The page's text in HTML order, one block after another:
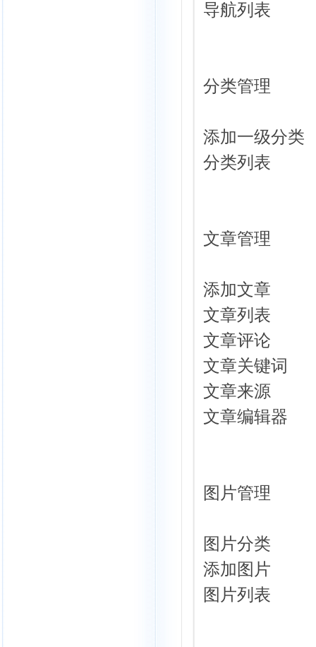
导航列表
分类管理
添加一级分类
分类列表
文章管理
添加文章
文章列表
文章评论
文章关键词
文章来源
文章编辑器
图片管理
图片分类
添加图片
图片列表